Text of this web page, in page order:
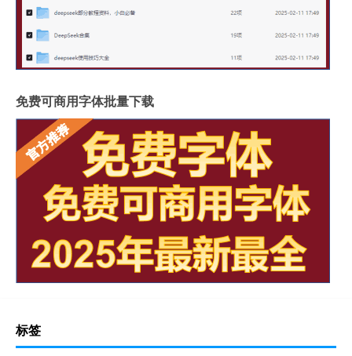
免费可商用字体批量下载
标签